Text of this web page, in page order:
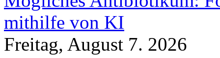
mithilfe von KI
Freitag, August 7. 2026